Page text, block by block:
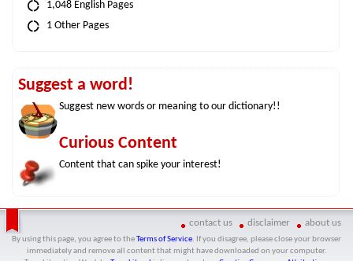
1,048 English Pages
1 Other Pages
Suggest a word!
Suggest new words or meaning to our dictionary!!
Curious Content
Content that can spike your interest!
contact us disclaimer about us
By using this page, you agree to the Terms of Service. If you disagree, please close your browser
immediately and remove all content that might have downloaded on your computer.